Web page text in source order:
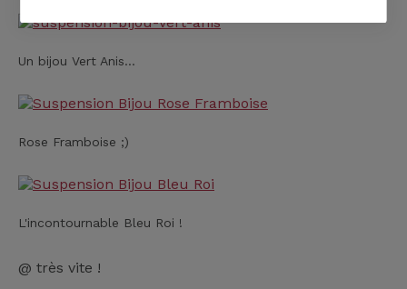
Un bijou Vert Anis...
Rose Framboise ;)
L'incontournable Bleu Roi !
@ très vite !